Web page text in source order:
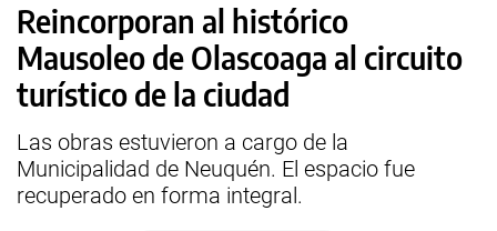
Reincorporan al histórico
Mausoleo de Olascoaga al circuito
turístico de la ciudad
Las obras estuvieron a cargo de la
Municipalidad de Neuquén. El espacio fue
recuperado en forma integral.